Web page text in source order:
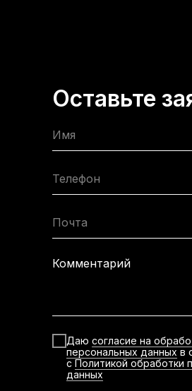
Оставьте
Имя
Телефон
Почта
Комментарий
Даю согласие на
персональных данных в
с Политикой обработки
данных